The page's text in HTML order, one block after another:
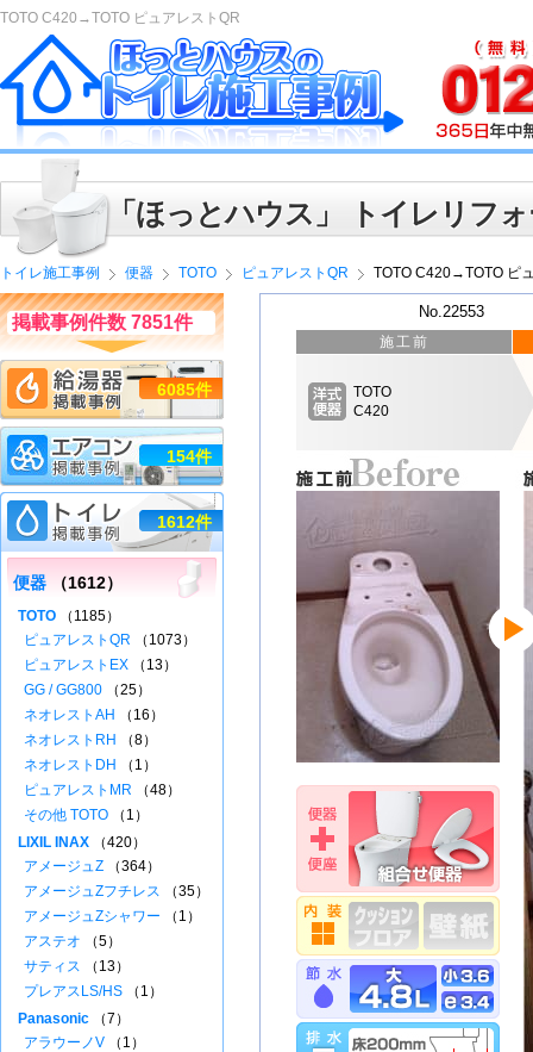
TOTO C420→TOTO ピュアレストQR
「ほっとハウス」 トイレリフ
トイレ施工事例 便器 TOTO ピュアレストQR TOTO C420→TOTO ピ
No.22553
施工前
TOTO
C420
掲載事例件数 7851件
6085件
154件
1612件
便器 （1612）
TOTO （1185）
ピュアレストQR （1073）
ピュアレストEX （13）
GG / GG800 （25）
ネオレストAH
（16）
ネオレストRH
（8）
ネオレストDH
（1）
ピュアレストMR （48）
その他 TOTO （1）
LIXIL INAX （420）
アメージュZ （364）
アメージュZフチレス （35）
アメージュZシャワー （1）
アステオ （5）
サティス （13）
プレアスLS/HS （1）
Panasonic （7）
アラウーノV （1）